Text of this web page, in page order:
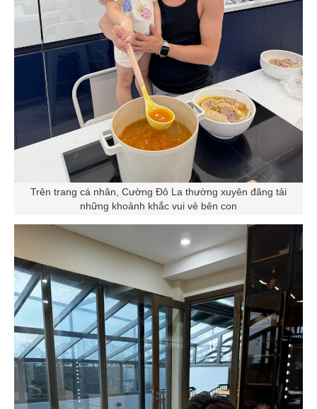
Trên trang cá nhân, Cường Đô La thường xuyên đăng tải
những khoảnh khắc vui vẻ bên con